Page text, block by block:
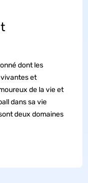
dont les
et
de la vie et
dans sa vie
deux domaines